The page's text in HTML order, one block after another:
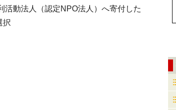
動法人（認定NPO法人）へ寄付した
択